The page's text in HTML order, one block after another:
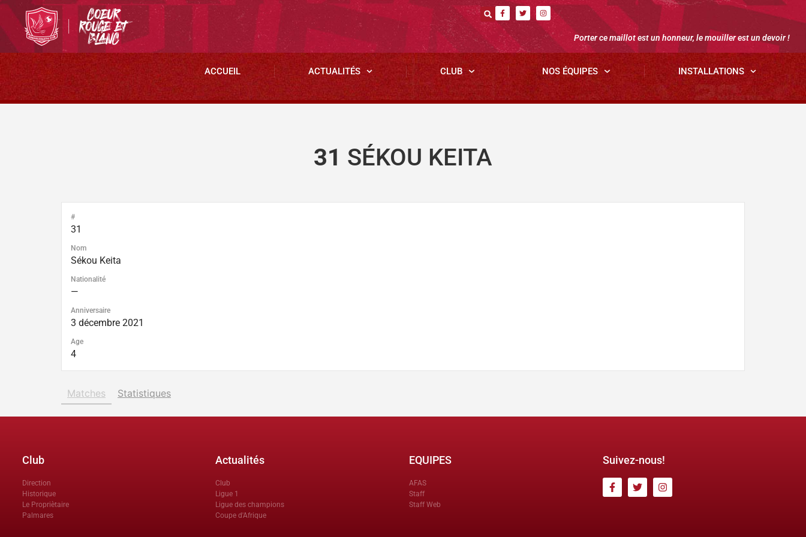
Porter ce maillot est un honneur, le mouiller est un devoir !
ACCUEIL ACTUALITÉS CLUB NOS ÉQUIPES INSTALLATIONS
31 SÉKOU KEITA
#
31
Nom
Sékou Keita
Nationalité
—
Anniversaire
3 décembre 2021
Age
4
Matches Statistiques
Club
Direction
Historique
Le Propriètaire
Palmares
Actualités
Club
Ligue 1
Ligue des champions
Coupe d'Afrique
EQUIPES
AFAS
Staff
Staff Web
Suivez-nous!